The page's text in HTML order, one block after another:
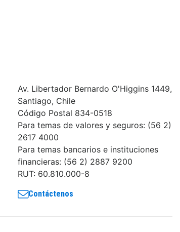
Av. Libertador Bernardo O'Higgins 1449,
Santiago, Chile
Código Postal 834-0518
Para temas de valores y seguros: (56 2)
2617 4000
Para temas bancarios e instituciones
financieras: (56 2) 2887 9200
RUT: 60.810.000-8
Contáctenos